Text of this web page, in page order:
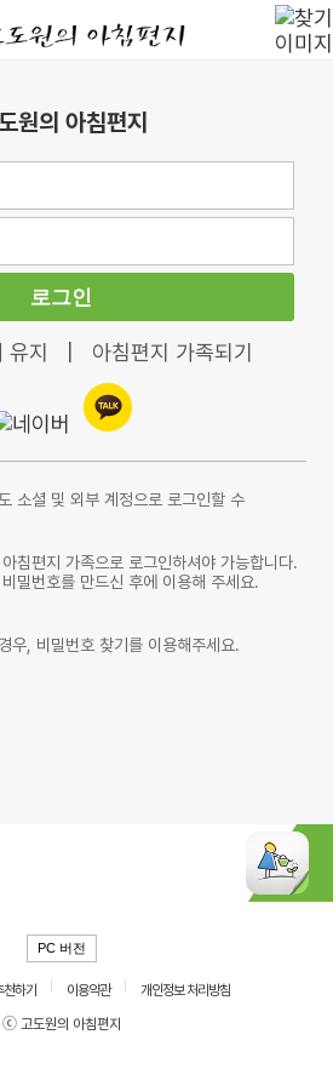
원의 아침편지
로그인
유지 아침편지 가족되기
소셜 및 외부 계정으로 로그인할 수
침편지 가족으로 로그인하셔야 가능합니다.
밀번호를 만드신 후에 이용해 주세요.
우, 비밀번호 찾기를 이용해주세요.
PC 버전
천하기 이용약관
개인정보 처리방침
ⓒ 고도원의 아침편지